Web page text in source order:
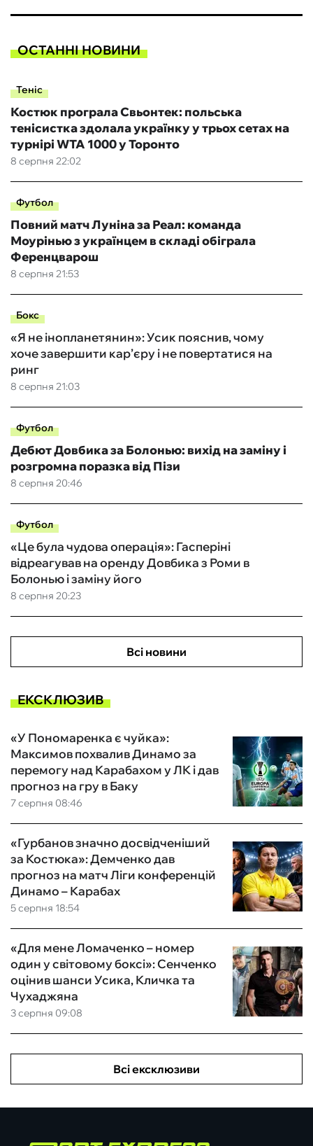
ОСТАННІ НОВИНИ
Теніс
8 серпня 22:02
Костюк програла Свьонтек: польська
тенісистка здолала українку у трьох сетах на
турнірі WTA 1000 у Торонто
Футбол
8 серпня 21:53
Повний матч Луніна за Реал: команда
Моурінью з українцем в складі обіграла
Ференцварош
Бокс
8 серпня 21:03
«Я не інопланетянин»: Усик пояснив, чому
хоче завершити кар’єру і не повертатися на
ринг
Футбол
8 серпня 20:46
Дебют Довбика за Болонью: вихід на заміну і
розгромна поразка від Пізи
Футбол
8 серпня 20:23
«Це була чудова операція»: Гасперіні
відреагував на оренду Довбика з Роми в
Болонью і заміну його
Всі новини
ЕКСКЛЮЗИВ
7 серпня 08:46
«У Пономаренка є чуйка»:
Максимов похвалив Динамо за
перемогу над Карабахом у ЛК і дав
прогноз на гру в Баку
5 серпня 18:54
«Гурбанов значно досвідченіший
за Костюка»: Демченко дав
прогноз на матч Ліги конференцій
Динамо – Карабах
3 серпня 09:08
«Для мене Ломаченко – номер
один у світовому боксі»: Сенченко
оцінив шанси Усика, Кличка та
Чухаджяна
Всі ексклюзиви